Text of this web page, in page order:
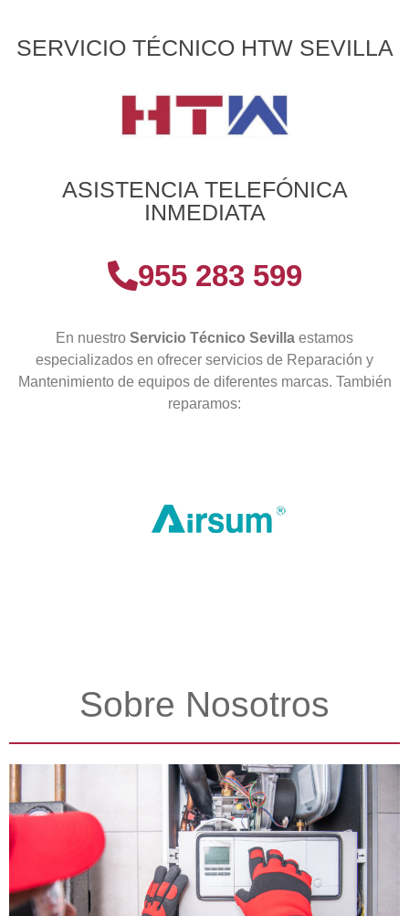
SERVICIO TÉCNICO HTW SEVILLA
ASISTENCIA TELEFÓNICA
INMEDIATA
955 283 599
En nuestro Servicio Técnico Sevilla estamos
especializados en ofrecer servicios de Reparación y
Mantenimiento de equipos de diferentes marcas. También
reparamos:
Sobre Nosotros